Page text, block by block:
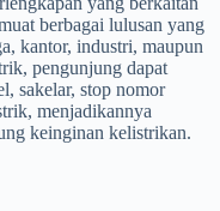
berbagai lulusan yang
kantor, industri, maupun
pengunjung dapat
sakelar, stop nomor
menjadikannya
keinginan kelistrikan.